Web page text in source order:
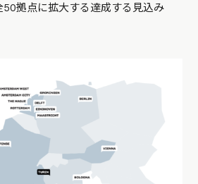
50拠点に拡大する達成する見込み